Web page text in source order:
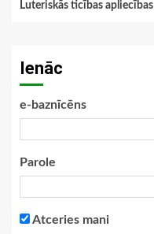
Luteriskās ticības apliecības
Ienāc
e-baznīcēns
Parole
Atceries mani